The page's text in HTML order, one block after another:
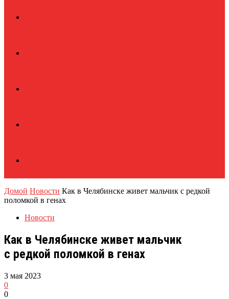
Домой Новости Как в Челябинске живет мальчик с редкой
поломкой в генах
Новости
Как в Челябинске живет мальчик
с редкой поломкой в генах
3 мая 2023
0
0